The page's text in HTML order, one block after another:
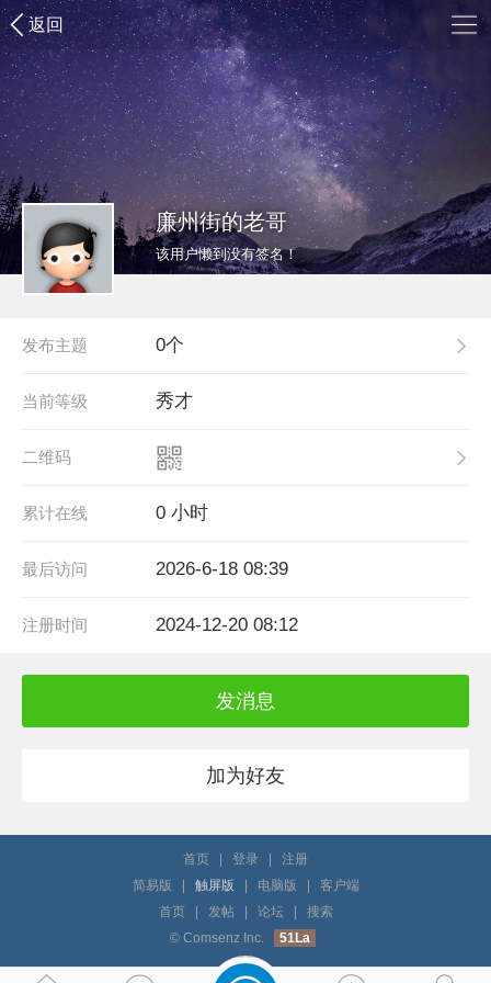
返回
廉州街的老哥
该用户懒到没有签名！
0个
发布主题
秀才
当前等级
二维码
0 小时
累计在线
2026-6-18 08:39
最后访问
2024-12-20 08:12
注册时间
发消息
加为好友
首页 登录
注册
简易版
触屏版 电脑版
客户端
首页
发帖 论坛
搜索
© Comsenz Inc.
51La